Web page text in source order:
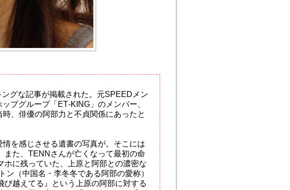
グな記事が掲載された。元SPEEDメン
プグループ「ET‐KING」のメンバー、
、俳優の阿部力と不貞関係にあったと
を感じさせる遺書の写真が。そこには
また、TENNさんが亡くなって最初の命
ホに残っていた、上原と阿部との濃密な
ン（中国名・李冬冬である阿部の愛称）
越えてる』という上原の阿部に対する